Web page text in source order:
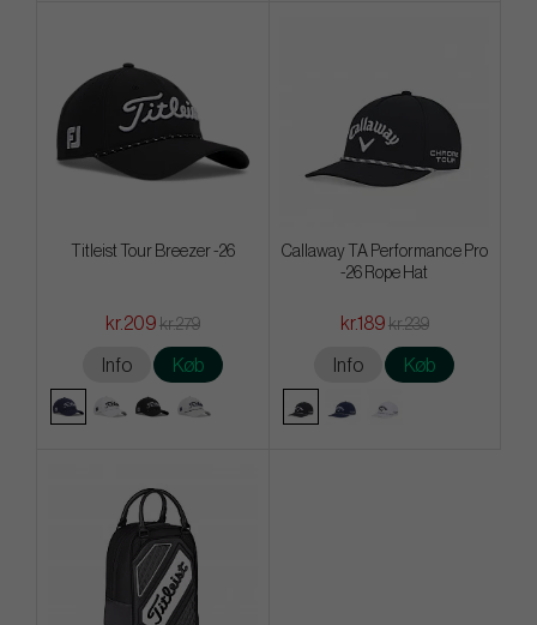
Titleist Tour Breezer -26
kr.209 kr.279
Info Køb
Callaway TA Performance Pro
-26 Rope Hat
kr.189 kr.239
Info Køb